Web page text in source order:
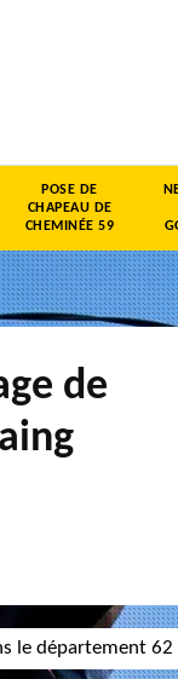
POSE DE
CHAPEAU DE
CHEMINÉE 59
de
le département 62